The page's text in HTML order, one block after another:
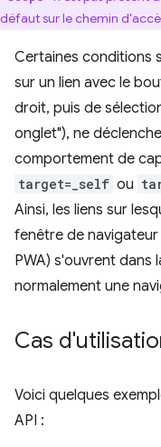
défaut sur le chemin
Certaines conditions
sur un lien avec le
droit, puis de
onglet"), ne
comportement de
target=_self ou
Ainsi, les liens sur
fenêtre de
PWA) s'ouvrent dans
normalement une
Cas
Voici quelques
API :